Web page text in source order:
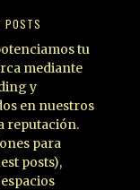
POSTS
tu
mediante
y
en nuestros
reputación.
para
posts),